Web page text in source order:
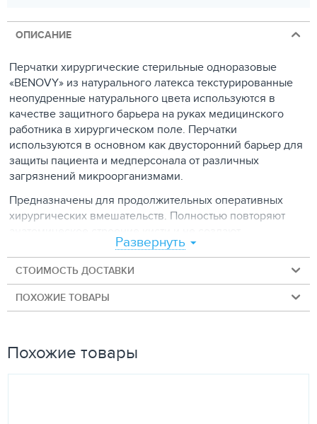
ОПИСАНИЕ
Перчатки хирургические стерильные одноразовые
«BENOVY» из натурального латекса текстурированные
неопудренные натурального цвета используются в
качестве защитного барьера на руках медицинского
работника в хирургическом поле. Перчатки
используются в основном как двусторонний барьер для
защиты пациента и медперсонала от различных
загрязнений микроорганизмами.
Предназначены для продолжительных оперативных
хирургических вмешательств. Полностью повторяют
дополнительное напряжение при работе. Мягкая, но
прочная основа и форма, повторяющая строение руки,
делают перчатку удобной и обеспечивают
превосходную чувствительность в области пальцев и
ладони. Микротекстурированные по всей рабочей
закатанным вовнутрь валиком, обеспечивает отличное
облегание при этом, не сдавливая запястье.
Развернуть
СТОИМОСТЬ ДОСТАВКИ
ПОХОЖИЕ ТОВАРЫ
Похожие товары